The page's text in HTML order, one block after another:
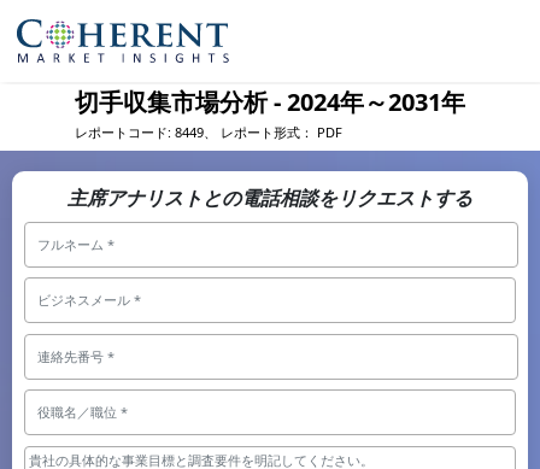
切手収集市場分析 - 2024年～2031年
レポートコード: 8449、 レポート形式： PDF
主席アナリストとの電話相談をリクエストする